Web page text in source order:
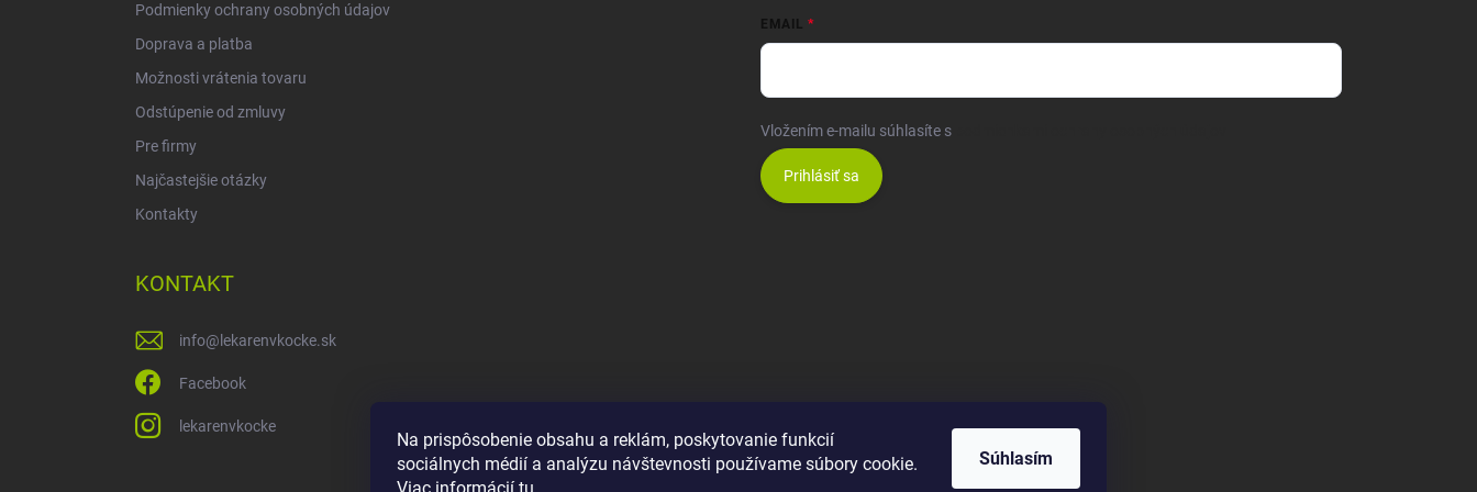
Na prispôsobenie obsahu a reklám, poskytovanie funkcií
sociálnych médií a analýzu návštevnosti používame súbory cookie.
Súhlasím
Podmienky ochrany osobných údajov
Doprava a platba
Možnosti vrátenia tovaru
Odstúpenie od zmluvy
Pre firmy
Najčastejšie otázky
Kontakty
EMAIL
Vložením e-mailu súhlasíte s
Prihlásiť sa
KONTAKT
info@ lekarenvkocke.sk
Facebook
lekarenvkocke